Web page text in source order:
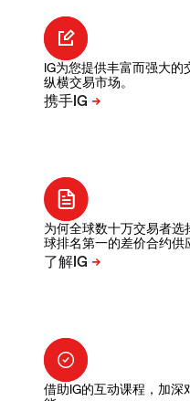
IG为您提供丰富而强大的
纵横交易市场。
为何全球数十万交易者选
球排名第一的差价合约供
借助IG的互动课程，加